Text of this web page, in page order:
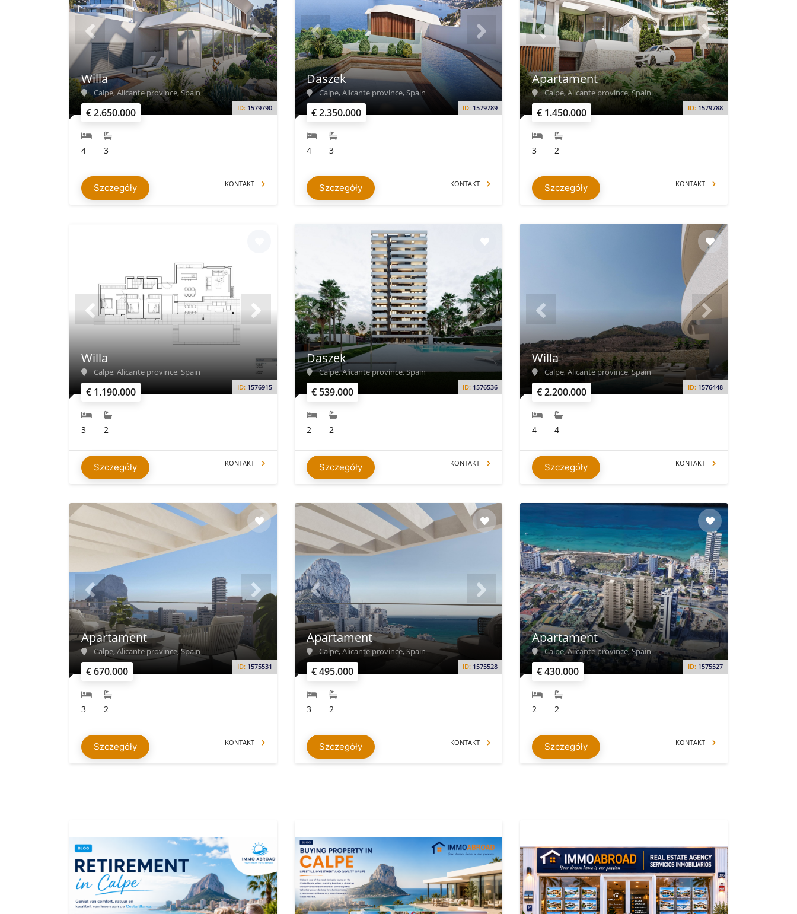
€ 2.650.000 ID: 1579790
Willa
Calpe, Alicante province, Spain
4 3
Szczegóły KONTAKT
€ 2.350.000 ID: 1579789
Daszek
Calpe, Alicante province, Spain
4 3
Szczegóły KONTAKT
€ 1.450.000 ID: 1579788
Apartament
Calpe, Alicante province, Spain
3 2
Szczegóły KONTAKT
€ 1.190.000 ID: 1576915
Willa
Calpe, Alicante province, Spain
3 2
Szczegóły KONTAKT
€ 539.000 ID: 1576536
Daszek
Calpe, Alicante province, Spain
2 2
Szczegóły KONTAKT
€ 2.200.000 ID: 1576448
Willa
Calpe, Alicante province, Spain
4 4
Szczegóły KONTAKT
€ 670.000 ID: 1575531
Apartament
Calpe, Alicante province, Spain
3 2
Szczegóły KONTAKT
€ 495.000 ID: 1575528
Apartament
Calpe, Alicante province, Spain
3 2
Szczegóły KONTAKT
€ 430.000 ID: 1575527
Apartament
Calpe, Alicante province, Spain
2 2
Szczegóły KONTAKT